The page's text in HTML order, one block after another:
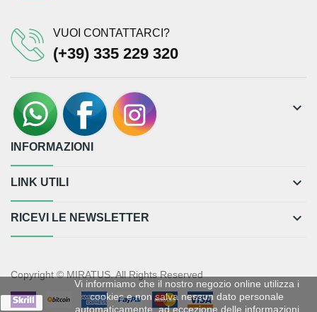
VUOI CONTATTARCI?
(+39) 335 229 320
INFORMAZIONI
keyboard_arrow_down
LINK UTILI keyboard_arrow_down
RICEVI LE NEWSLETTER keyboard_arrow_down
Ok
Vi informiamo che il nostro negozio online utilizza i
cookies e non salva nessun dato personale
automaticamente, ad eccezione delle informazioni
Copyright © MIRATUS. All Rights Reserved